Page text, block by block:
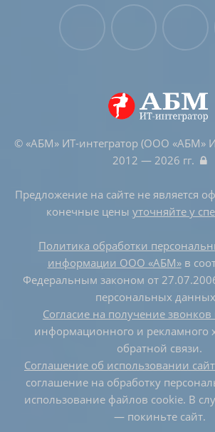
© «АБМ» ИТ-интегратор (ООО «АБМ»
2012 — 2026 гг.
Предложение на сайте не является
конечные цены уточняйте у
Политика обработки
информации ООО «АБМ»в
Федеральным законом от
персональных
Согласие на получение
информационного и рекламного
обратной связи.
Соглашение об использовании
соглашение на обработку
использование файлов cookie. В
— покиньте сайт.